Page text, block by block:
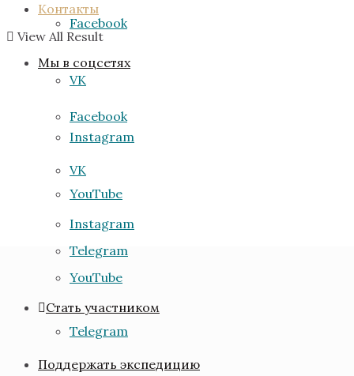
Facebook
VK
Instagram
YouTube
Telegram
Стать участником
Поддержать экспедицию
Контакты
Мы в соцсетях
Facebook
VK
Instagram
YouTube
Telegram
View All Result
экспедиции